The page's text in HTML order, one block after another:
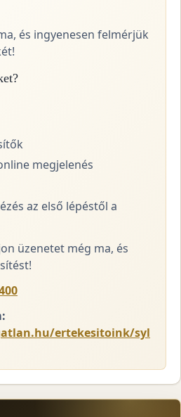
és ingyenesen felmérjük
megjelenés
az első lépéstől a
üzenetet még ma, és
ertekesitoink/syl